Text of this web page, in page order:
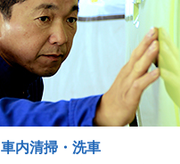
車内清掃・洗車